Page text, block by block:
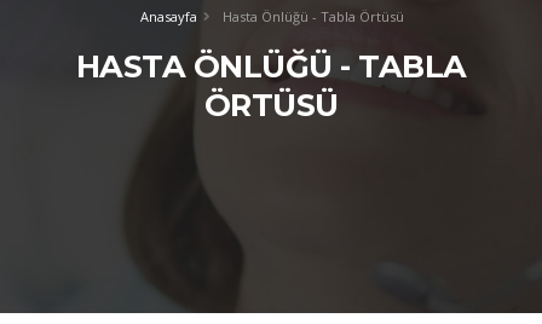
Anasayfa Hasta Önlüğü - Tabla Örtüsü
HASTA ÖNLÜĞÜ - TABLA
ÖRTÜSÜ